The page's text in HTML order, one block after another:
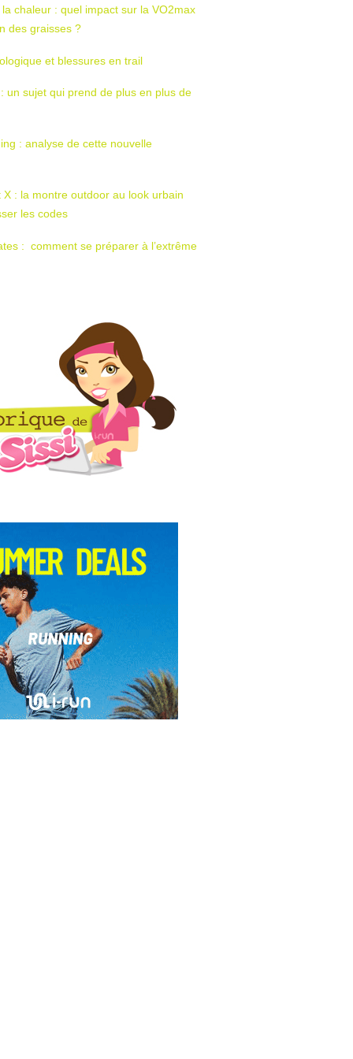
chaleur : quel impact sur la VO2max
des graisses ?
et blessures en trail
un sujet qui prend de plus en plus de
: analyse de cette nouvelle
X : la montre outdoor au look urbain
les codes
: comment se préparer à l’extrême